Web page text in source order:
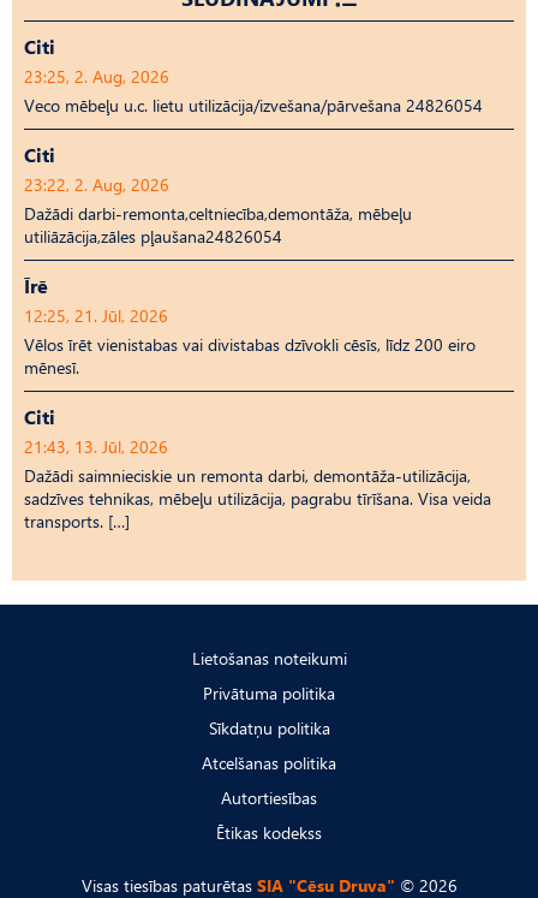
Citi
23:25, 2. Aug, 2026
Veco mēbeļu u.c. lietu utilizācija/izvešana/pārvešana 24826054
Citi
23:22, 2. Aug, 2026
Dažādi darbi-remonta,celtniecība,demontāža, mēbeļu
utiliāzācija,zāles pļaušana24826054
Īrē
12:25, 21. Jūl, 2026
Vēlos īrēt vienistabas vai divistabas dzīvokli cēsīs, līdz 200 eiro
mēnesī.
Citi
21:43, 13. Jūl, 2026
Dažādi saimnieciskie un remonta darbi, demontāža-utilizācija,
sadzīves tehnikas, mēbeļu utilizācija, pagrabu tīrīšana. Visa veida
transports. […]
Lietošanas noteikumi
Privātuma politika
Sīkdatņu politika
Atcelšanas politika
Autortiesības
Ētikas kodekss
Visas tiesības paturētas SIA "Cēsu Druva" © 2026